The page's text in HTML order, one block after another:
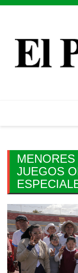
Skip
JUEGOS